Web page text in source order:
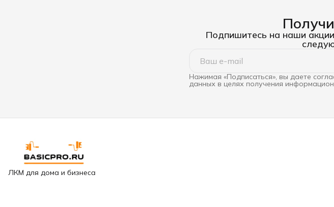
Подпишитесь на наши
Нажимая «Подписаться», вы даете
данных в целях получения
ЛКМ для дома и бизнеса